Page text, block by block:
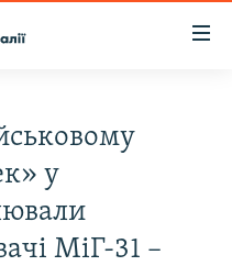
у
МіГ-31 –